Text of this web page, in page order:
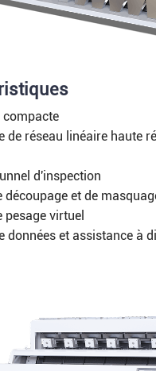
compacte
de réseau linéaire haute
d'inspection
découpage et de
pesage virtuel
données et assistance à